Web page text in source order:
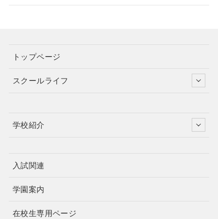
トップページ
スクールライフ
学校紹介
入試関連
学園案内
在校生専用ページ